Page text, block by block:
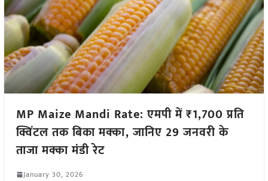
MP Maize Mandi Rate: एमपी में ₹1,700 प्रति
क्विंटल तक बिका मक्का, जानिए 29 जनवरी के
ताजा मक्का मंडी रेट
January 30, 2026